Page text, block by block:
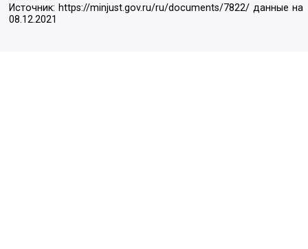
Источник: https://minjust.gov.ru/ru/documents/7822/ данные на
08.12.2021